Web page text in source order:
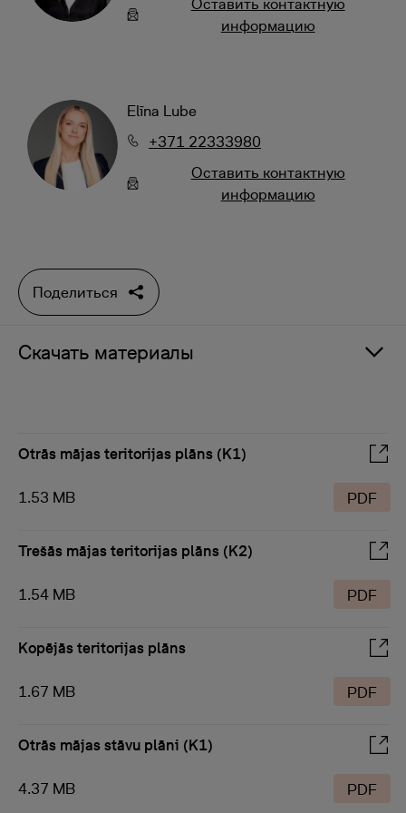
Oставить контактную
информацию
Elīna Lube
+371 22333980
Oставить контактную
информацию
Поделиться
Скачать материалы
Otrās mājas teritorijas plāns (K1)
1.53 MB PDF
Trešās mājas teritorijas plāns (K2)
1.54 MB PDF
Kopējās teritorijas plāns
1.67 MB PDF
Otrās mājas stāvu plāni (K1)
4.37 MB PDF